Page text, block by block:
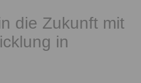
die Zukunft mit
in